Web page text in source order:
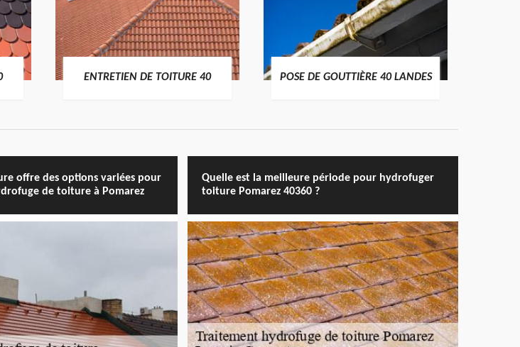
ENTRETIEN DE TOITURE 40 POSE DE GOUTTIÈRE 40 LANDES
offre des options variées pour
de toiture à Pomarez
Quelle est la meilleure période pour hydrofuger
toiture Pomarez 40360 ?